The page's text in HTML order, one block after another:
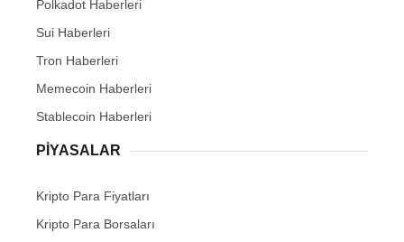
Polkadot Haberleri
Sui Haberleri
Tron Haberleri
Memecoin Haberleri
Stablecoin Haberleri
PIYASALAR
Kripto Para Fiyatları
Kripto Para Borsaları